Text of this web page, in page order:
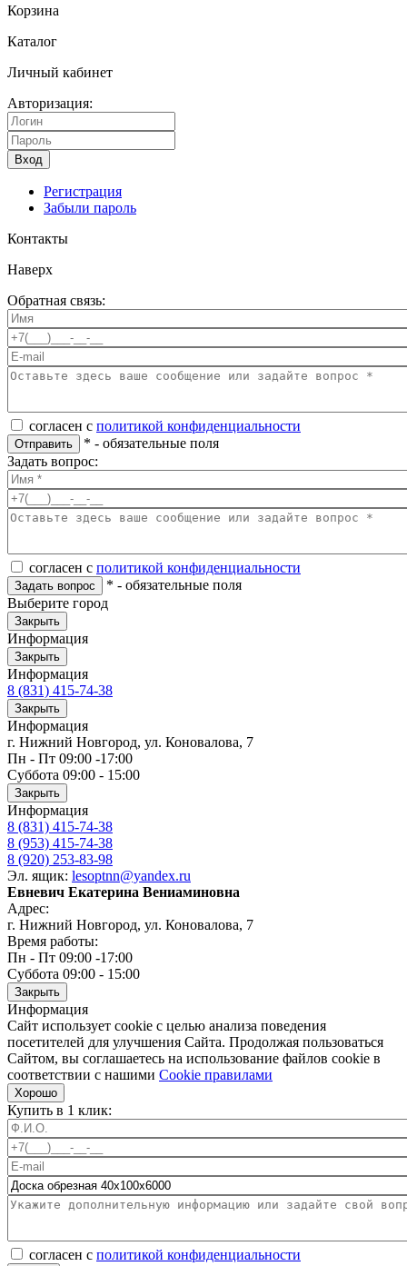
Корзина
Каталог
Личный кабинет
Авторизация:
Вход
Регистрация
Забыли пароль
Контакты
Наверх
Обратная связь:
согласен с политикой конфиденциальности
Отправить * - обязательные поля
Задать вопрос:
согласен с политикой конфиденциальности
Задать вопрос * - обязательные поля
Выберите город
Закрыть
Информация
Закрыть
Информация
8 (831) 415-74-38
Закрыть
Информация
г. Нижний Новгород, ул. Коновалова, 7
Пн - Пт 09:00 -17:00
Суббота 09:00 - 15:00
Закрыть
Информация
8 (831) 415-74-38
8 (953) 415-74-38
8 (920) 253-83-98
Эл. ящик: lesoptnn@yandex.ru
Евневич Екатерина Вениаминовна
Адрес:
г. Нижний Новгород, ул. Коновалова, 7
Время работы:
Пн - Пт 09:00 -17:00
Суббота 09:00 - 15:00
Закрыть
Информация
Сайт использует cookie с целью анализа поведения
посетителей для улучшения Сайта. Продолжая пользоваться
Сайтом, вы соглашаетесь на использование файлов cookie в
соответствии с нашими Cookiе правилами
Хорошо
Купить в 1 клик:
согласен с политикой конфиденциальности